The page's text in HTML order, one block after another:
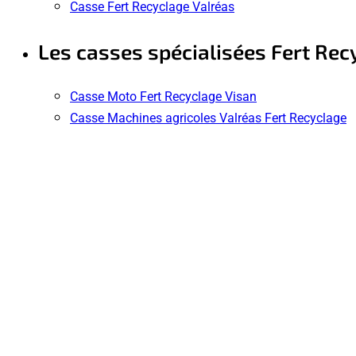
Casse Fert Recyclage Valréas
Les casses spécialisées Fert
Casse Moto Fert Recyclage Visan
Casse Machines agricoles Valréas Fert Recyclage